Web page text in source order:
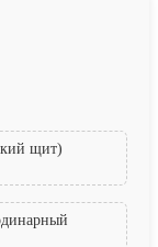
щит)